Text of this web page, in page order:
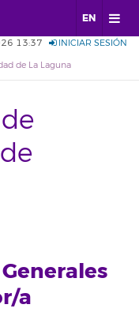
EN
13:37 INICIAR SESIÓN
de La Laguna
a